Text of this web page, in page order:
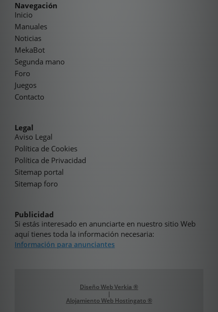
Navegación
Inicio
Manuales
Noticias
MekaBot
Segunda mano
Foro
Juegos
Contacto
Legal
Aviso Legal
Política de Cookies
Política de Privacidad
Sitemap portal
Sitemap foro
Publicidad
Si estás interesado en anunciarte en nuestro sitio Web
aquí tienes toda la información necesaria:
Información para anunciantes
Diseño Web Verkia ®
|
Alojamiento Web Hostingato ®